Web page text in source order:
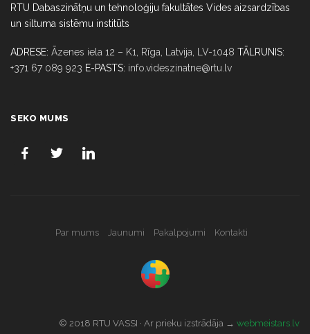
RTU Dabaszinātņu un tehnoloģiju fakultātes Vides aizsardzības
un siltuma sistēmu institūts
ADRESE: Āzenes iela 12 – K1, Rīga, Latvija, LV-1048 TĀLRUNIS:
+371 67 089 923 E-PASTS: info.videszinatne@rtu.lv
SEKO MUMS
Par mums Jaunumi Pakalpojumi Kontakti
© 2018 RTU VASSI · Ar prieku izstrādāja → webmeistars.lv